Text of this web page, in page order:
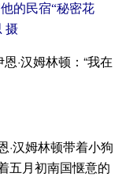
的民宿“秘密花
摄
·汉姆林顿：“我在
汉姆林顿带着小狗
五月初南国惬意的